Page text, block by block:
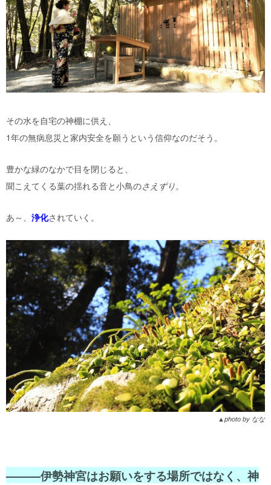
その水を自宅の神棚に供え、
1年の無病息災と家内安全を願うという信仰なのだそう。
豊かな緑のなかで目を閉じると、
聞こえてくる葉の揺れる音と小鳥のさえずり。
あ～、 浄化されていく。
▲photo by なな
———伊勢神宮はお願いをする場所ではなく、神